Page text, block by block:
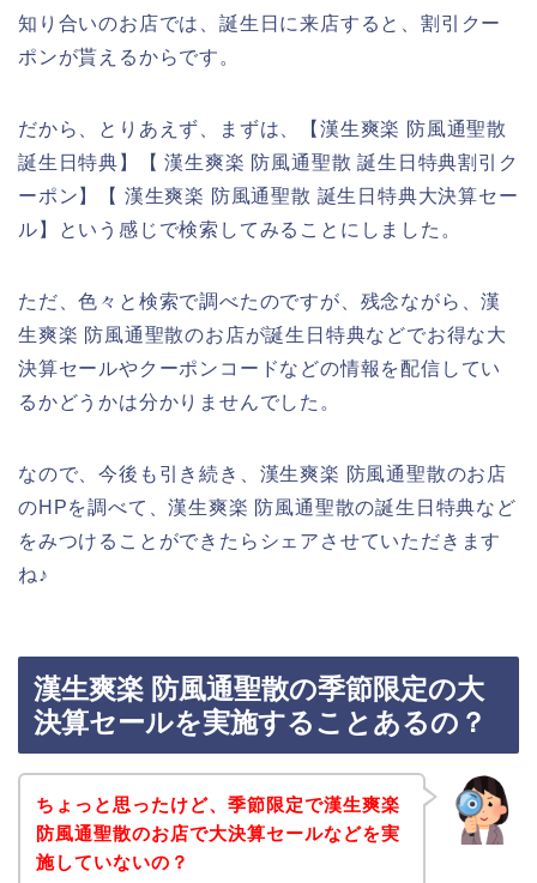
知り合いのお店では、誕生日に来店すると、割引クー
ポンが貰えるからです。
だから、とりあえず、まずは、【漢生爽楽 防風通聖散
誕生日特典】【 漢生爽楽 防風通聖散 誕生日特典割引ク
ーポン】【 漢生爽楽 防風通聖散 誕生日特典大決算セー
ル】という感じで検索してみることにしました。
ただ、色々と検索で調べたのですが、残念ながら、漢
生爽楽 防風通聖散のお店が誕生日特典などでお得な大
決算セールやクーポンコードなどの情報を配信してい
るかどうかは分かりませんでした。
なので、今後も引き続き、漢生爽楽 防風通聖散のお店
のHPを調べて、漢生爽楽 防風通聖散の誕生日特典など
をみつけることができたらシェアさせていただきます
ね♪
漢生爽楽 防風通聖散の季節限定の大
決算セールを実施することあるの？
ちょっと思ったけど、季節限定で漢生爽楽
防風通聖散のお店で大決算セールなどを実
施していないの？